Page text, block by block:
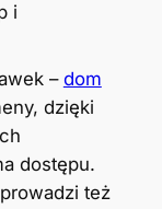
i
– dom
dzięki
dostępu.
też